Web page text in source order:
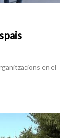
en el